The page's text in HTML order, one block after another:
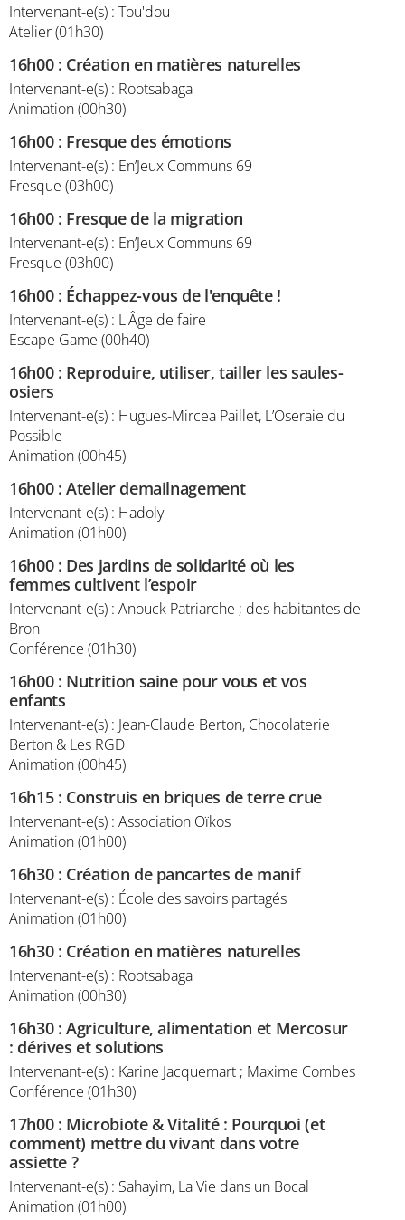
Intervenant-e(s) : Tou'dou
Atelier (01h30)
16h00: Création en matières naturelles
Intervenant-e(s) : Rootsabaga
Animation (00h30)
16h00: Fresque des émotions
Intervenant-e(s) : En’Jeux Communs 69
Fresque (03h00)
16h00: Fresque de la migration
Intervenant-e(s) : En’Jeux Communs 69
Fresque (03h00)
16h00: Échappez-vous de l'enquête !
Intervenant-e(s) : L'Âge de faire
Escape Game (00h40)
16h00: Reproduire, utiliser, tailler les saules-
osiers
Intervenant-e(s) : Hugues-Mircea Paillet, L’Oseraie du
Possible
Animation (00h45)
16h00:Atelier demailnagement
Intervenant-e(s) : Hadoly
Animation (01h00)
16h00: Des jardins de solidarité où les
femmes cultivent l’espoir
Intervenant-e(s) : Anouck Patriarche ; des habitantes de
Bron
Conférence (01h30)
16h00: Nutrition saine pour vous et vos
enfants
Intervenant-e(s) : Jean-Claude Berton, Chocolaterie
Berton & Les RGD
Animation (00h45)
16h15: Construis en briques de terre crue
Intervenant-e(s) : Association Oïkos
Animation (01h00)
16h30: Création de pancartes de manif
Intervenant-e(s) : École des savoirs partagés
Animation (01h00)
16h30: Création en matières naturelles
Intervenant-e(s) : Rootsabaga
Animation (00h30)
16h30:Agriculture, alimentation et Mercosur
: dérives et solutions
Intervenant-e(s) : Karine Jacquemart ; Maxime Combes
Conférence (01h30)
17h00: Microbiote & Vitalité : Pourquoi (et
comment) mettre du vivant dans votre
assiette ?
Intervenant-e(s) : Sahayim, La Vie dans un Bocal
Animation (01h00)